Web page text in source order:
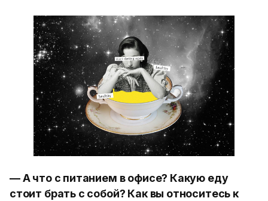
— А что с питанием в офисе? Какую еду
стоит брать с собой? Как вы относитесь к